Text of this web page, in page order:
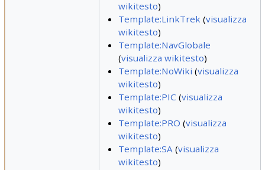
wikitesto)
Template:LinkTrek(visualizza
wikitesto)
Template:NavGlobale
(visualizza wikitesto)
Template:NoWiki (visualizza
wikitesto)
Template:PIC (visualizza
wikitesto)
Template:PRO (visualizza
wikitesto)
Template:SA(visualizza
wikitesto)